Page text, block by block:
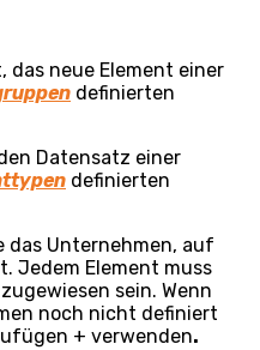
• •
• •